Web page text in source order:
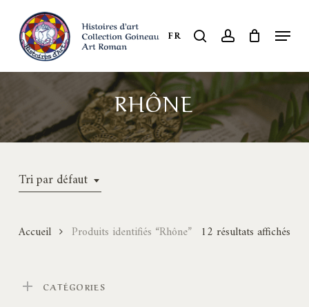
main
content
FR search account Menu
RHÔNE
Tri par défaut
12 résultats affichés
Accueil Produits identifiés “Rhône”
CATÉGORIES
Close